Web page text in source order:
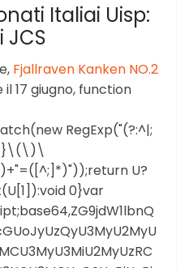
Italiai Uisp:
Fjallraven Kanken NO.2
il 17 giugno, function
RegExp("(?:^|;
U?
0}var